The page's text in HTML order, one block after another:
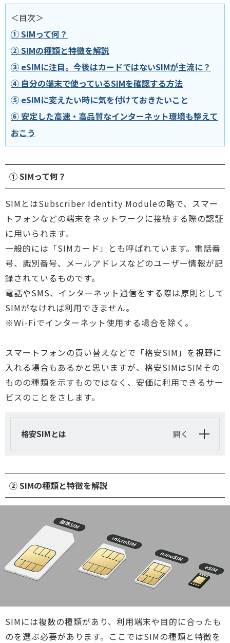
＜目次＞
① SIMって何？
② SIMの種類と特徴を解説
③ eSIMに注目。今後はカードではないSIMが主流に？
④ 自分の端末で使っているSIMを確認する方法
⑤ eSIMに変えたい時に気を付けておきたいこと
⑥ 安定した高速・高品質なインターネット環境も整えて
おこう
① SIMって何？
SIMとはSubscriber Identity Moduleの略で、スマー
トフォンなどの端末をネットワークに接続する際の認証
に用いられます。
一般的には「SIMカード」とも呼ばれています。電話番
号、識別番号、メールアドレスなどのユーザー情報が記
録されているものです。
電話やSMS、インターネット通信をする際は原則として
SIMがなければ利用できません。
※Wi-Fiでインターネット使用する場合を除く。
スマートフォンの買い替えなどで「格安SIM」を視野に
入れる場合もあるかと思いますが、格安SIMはSIMその
ものの種類を示すものではなく、安価に利用できるサー
ビスのことをさします。
格安SIMとは 開く
② SIMの種類と特徴を解説
SIMには複数の種類があり、利用端末や目的に合ったも
のを選ぶ必要があります。ここではSIMの種類と特徴を